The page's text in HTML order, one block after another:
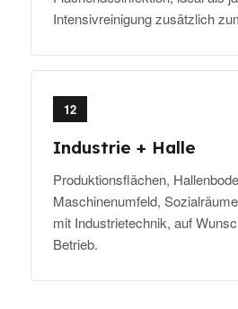
Intensivreinigung zusätzlich
12
Industrie + Halle
Produktionsflächen,
Maschinenumfeld,
mit Industrietechnik, auf
Betrieb.